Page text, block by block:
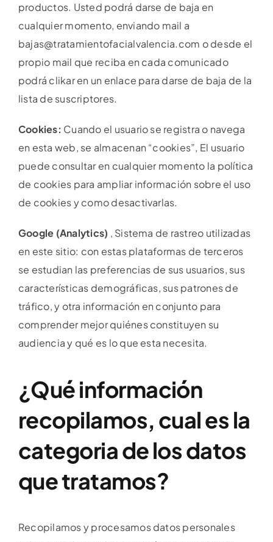
productos. Usted podrá darse de baja en
cualquier momento, enviando mail a
bajas@tratamientofacialvalencia.com o desde el
propio mail que reciba en cada comunicado
podrá clikar en un enlace para darse de baja de la
lista de suscriptores.
Cookies: Cuando el usuario se registra o navega
en esta web, se almacenan “cookies”, El usuario
puede consultar en cualquier momento la política
de cookies para ampliar información sobre el uso
de cookies y como desactivarlas.
Google (Analytics) , Sistema de rastreo utilizadas
en este sitio: con estas plataformas de terceros
se estudian las preferencias de sus usuarios, sus
características demográficas, sus patrones de
tráfico, y otra información en conjunto para
comprender mejor quiénes constituyen su
audiencia y qué es lo que esta necesita.
¿Qué información
recopilamos, cual es la
categoria de los datos
que tratamos?
Recopilamos y procesamos datos personales